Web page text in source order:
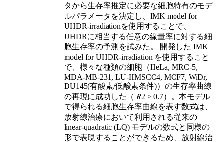
タから生存率推定に必要な細胞特有のモデ
ルパラメータを決定し、IMK model for
UHDR-irradiationを使用することで、
UHDRに相当する任意の線量率に対する細
胞生存率の予測を試みた。 開発した IMK
model for UHDR-irradiation を使用すること
で、様々な種類の細胞（HeLa, MRC-5,
MDA-MB-231, LU-HMSCC4, MCF7, WiDr,
DU145(有酸素/低酸素条件)）の生存率曲線
の再現に成功した（ 𝑅2 ≥ 0.7）。本モデル
で得られる細胞生存率曲線を表す数式は、
放射線治療において利用される従来の
linear-quadratic (LQ) モデルの数式と同様の
形で表現することができるため、放射線治